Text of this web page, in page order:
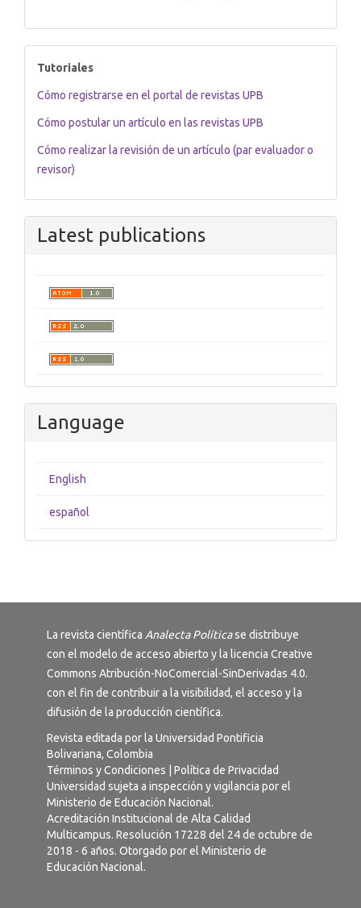
tutoriales
Tutoriales
Cómo registrarse en el portal de revistas UPB
Cómo postular un artículo en las revistas UPB
Cómo realizar la revisión de un artículo (par evaluador o
revisor)
Latest publications
Language
English
español
La revista científica Analecta Políticase distribuye
con el modelo de acceso abierto y la licencia Creative
Commons Atribución-NoComercial-SinDerivadas 4.0.
con el fin de contribuir a la visibilidad, el acceso y la
difusión de la producción científica.
Revista editada por la Universidad Pontificia
Bolivariana, Colombia
Términos y Condiciones
Política de Privacidad
Universidad sujeta a inspección y vigilancia por el
Ministerio de Educación Nacional.
Acreditación Institucional de Alta Calidad
Multicampus. Resolución 17228 del 24 de octubre de
2018 - 6 años. Otorgado por el Ministerio de
Educación Nacional.